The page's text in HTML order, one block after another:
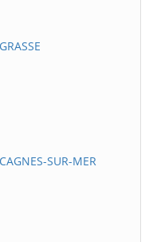
SUR-MER